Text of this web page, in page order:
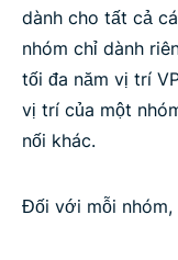
dành cho tất cả
nhóm chỉ dành
tối đa năm vị trí
vị trí của một
nối khác.
Đối với mỗi nhóm,